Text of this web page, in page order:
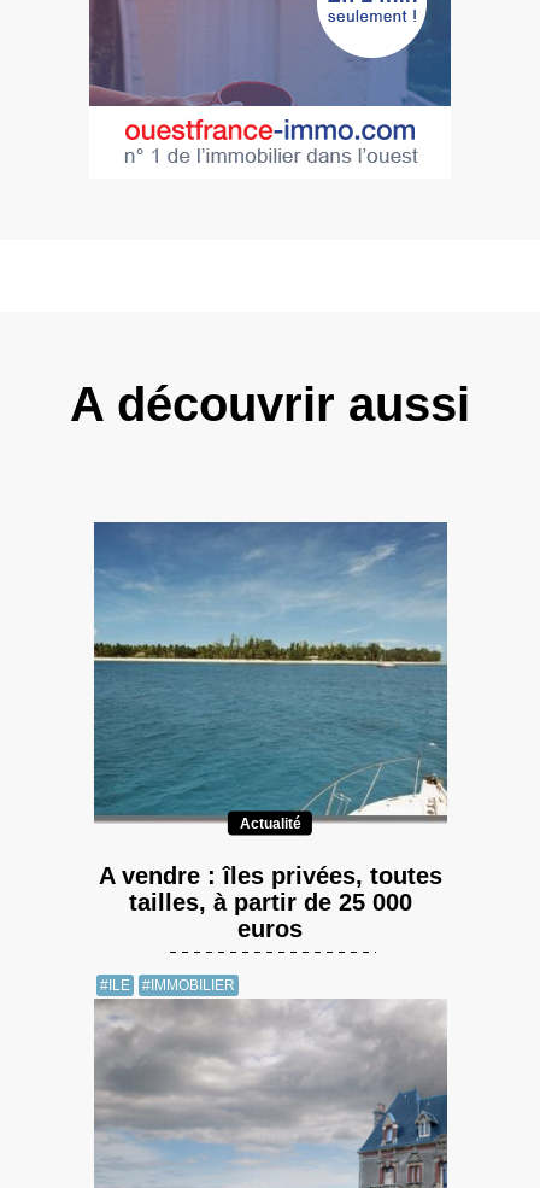
A découvrir aussi
Actualité
A vendre : îles privées, toutes
tailles, à partir de 25 000
euros
#ILE #IMMOBILIER